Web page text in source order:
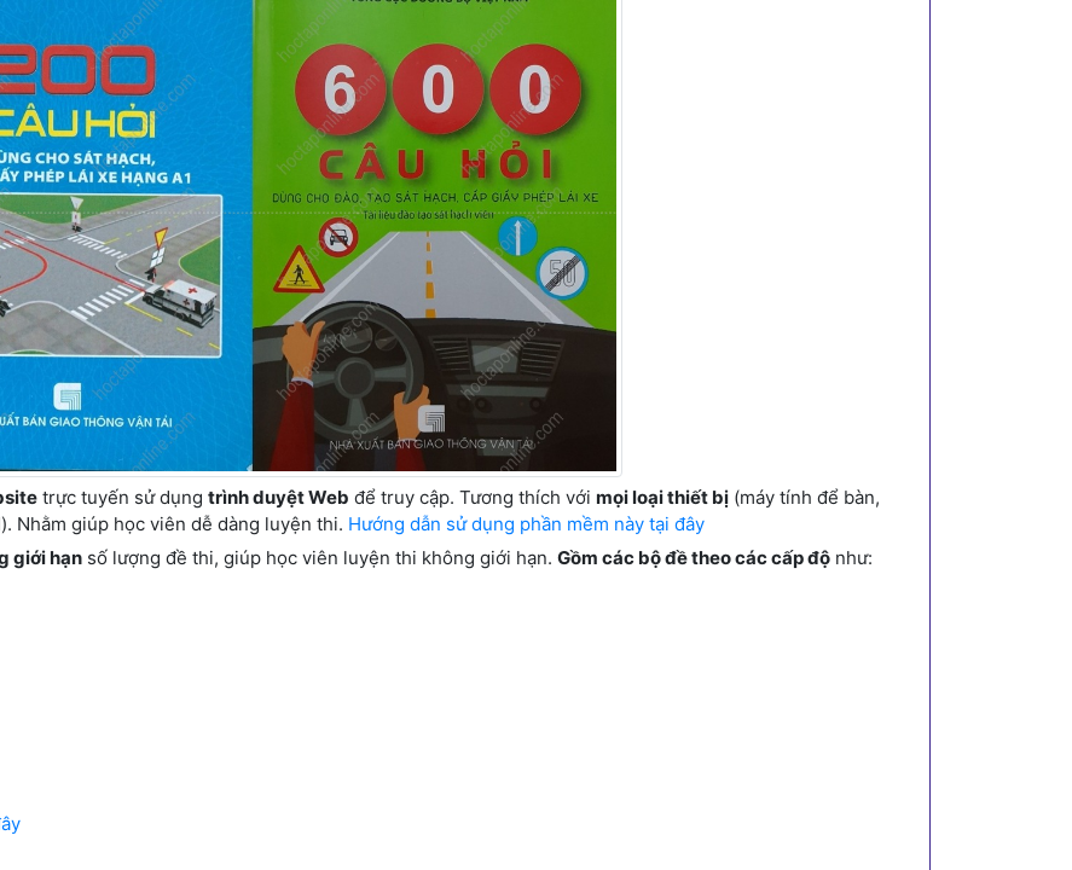
trực tuyến sử dụng trình duyệt Web để truy cập. Tương thích với mọi loại thiết bị (máy tính để bàn,
Nhằm giúp học viên dễ dàng luyện thi. Hướng dẫn sử dụng phần mềm này tại đây
giới hạn số lượng đề thi, giúp học viên luyện thi không giới hạn. Gồm các bộ đề theo các cấp độ như: